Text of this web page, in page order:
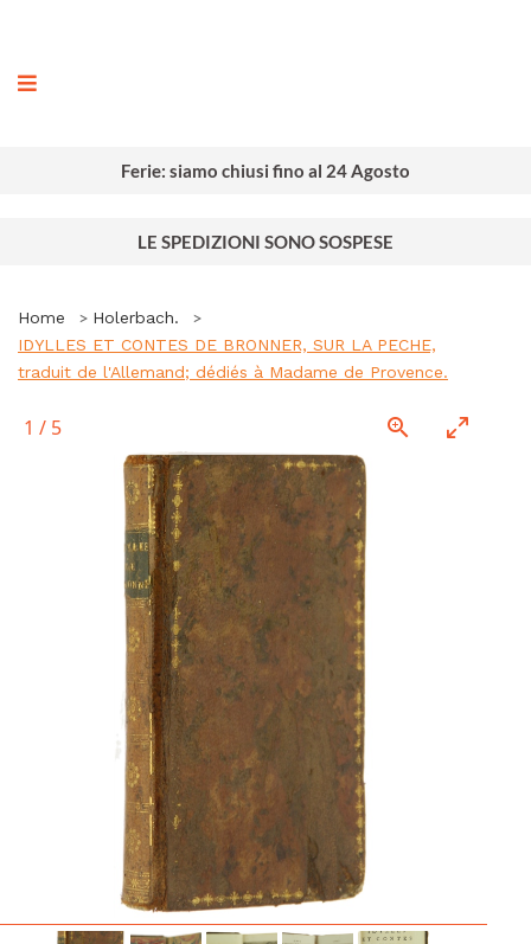
Ferie: siamo chiusi fino al 24 Agosto
LE SPEDIZIONI SONO SOSPESE
Home
Holerbach.
IDYLLES ET CONTES DE BRONNER, SUR LA PECHE,
traduit de l'Allemand; dédiés à Madame de Provence.
1 / 5